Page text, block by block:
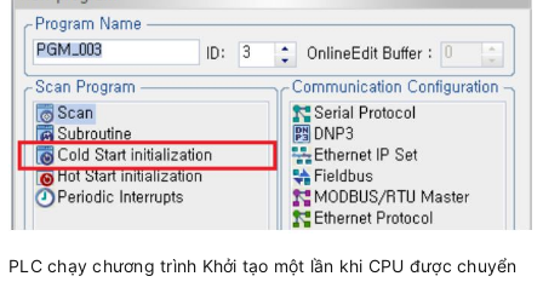
PLC chạy chương trình Khởi tạo một lần khi CPU được chuyển